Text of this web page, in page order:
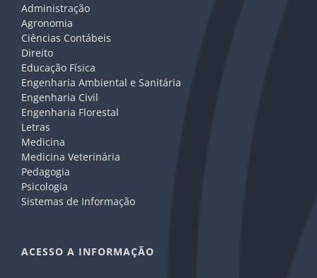
Administração
Agronomia
Ciências Contábeis
Direito
Educação Física
Engenharia Ambiental e Sanitária
Engenharia Civil
Engenharia Florestal
Letras
Medicina
Medicina Veterinária
Pedagogia
Psicologia
Sistemas de Informação
ACESSO A INFORMAÇÃO